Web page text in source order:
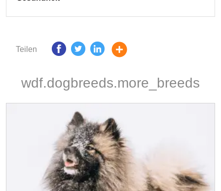
Teilen
wdf.dogbreeds.more_breeds